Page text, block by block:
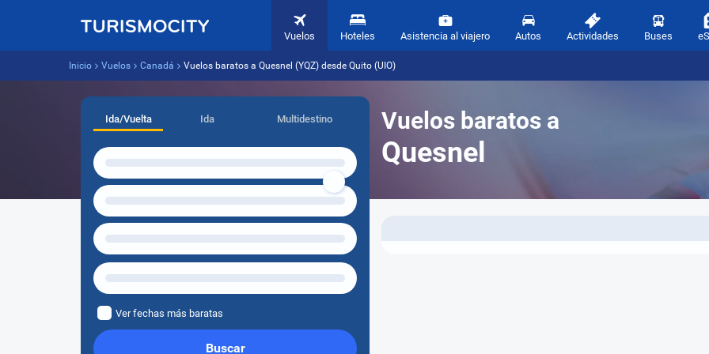
Vuelos Hoteles Asistencia al viajero Autos Actividades Buses
Inicio Vuelos Canadá Vuelos baratos a Quesnel (YQZ) desde Quito (UIO)
Vuelos baratos a
Quesnel
Ida/Vuelta Ida Multidestino
Ver fechas más baratas
Buscar